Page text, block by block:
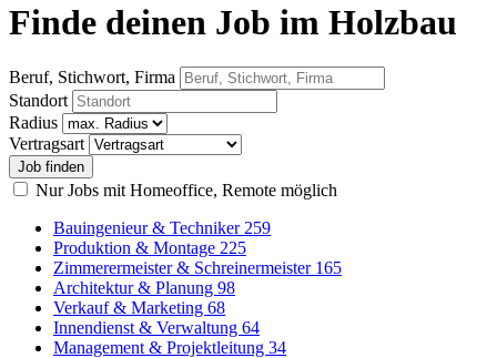
Finde deinen Job im Holzbau
Beruf, Stichwort, Firma
Standort
Radius
Vertragsart
Nur Jobs mit Homeoffice, Remote möglich
Bauingenieur & Techniker 259
Produktion & Montage 225
Zimmerermeister & Schreinermeister 165
Architektur & Planung 98
Verkauf & Marketing 68
Innendienst & Verwaltung 64
Management & Projektleitung 34